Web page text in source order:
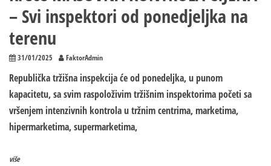
– Svi inspektori od ponedjeljka na
terenu
31/01/2025 FaktorAdmin
Republička tržišna inspekcija će od ponedeljka, u punom
kapacitetu, sa svim raspoloživim tržišnim inspektorima početi sa
vršenjem intenzivnih kontrola u tržnim centrima, marketima,
hipermarketima, supermarketima,
više